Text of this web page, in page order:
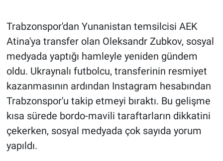
Trabzonspor'dan Yunanistan temsilcisi AEK
Atina'ya transfer olan Oleksandr Zubkov, sosyal
medyada yaptığı hamleyle yeniden gündem
oldu. Ukraynalı futbolcu, transferinin resmiyet
kazanmasının ardından Instagram hesabından
Trabzonspor'u takip etmeyi bıraktı. Bu gelişme
kısa sürede bordo-mavili taraftarların dikkatini
çekerken, sosyal medyada çok sayıda yorum
yapıldı.
ÇEVRE
HABERDE İNSAN
POLİTİKA
SPOR
MAGAZİN